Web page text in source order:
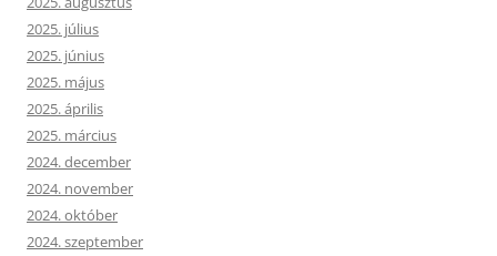
2025. július
2025. június
2025. május
2025. április
2025. március
2024. december
2024. november
2024. október
2024. szeptember